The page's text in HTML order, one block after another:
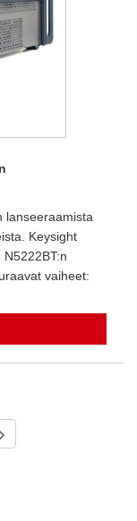
lanseeraamista
Keysight
vaiheet: